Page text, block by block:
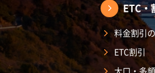
ETC・
料金割引
ETC割引
大口・多